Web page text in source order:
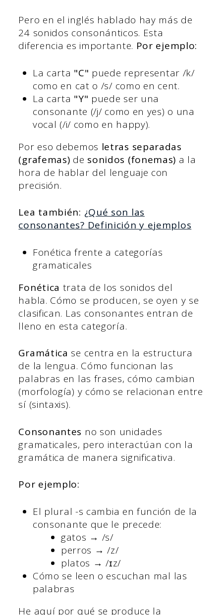
Pero en el inglés hablado hay más de
24 sonidos consonánticos. Esta
diferencia es importante. Por ejemplo:
La carta "C" puede representar /k/
como en cat o /s/ como en cent.
La carta "Y" puede ser una
consonante (/j/ como en yes) o una
vocal (/i/ como en happy).
Por eso debemos letras separadas
(grafemas) de sonidos (fonemas) a la
hora de hablar del lenguaje con
precisión.
Lea también: ¿Qué son las
consonantes? Definición y ejemplos
Fonética frente a categorías
gramaticales
Fonética trata de los sonidos del
habla. Cómo se producen, se oyen y se
clasifican. Las consonantes entran de
lleno en esta categoría.
Gramática se centra en la estructura
de la lengua. Cómo funcionan las
palabras en las frases, cómo cambian
(morfología) y cómo se relacionan entre
sí (sintaxis).
Consonantes no son unidades
gramaticales, pero interactúan con la
gramática de manera significativa.
Por ejemplo:
El plural -s cambia en función de la
consonante que le precede:
gatos → /s/
perros → /z/
platos → /ɪz/
Cómo se leen o escuchan mal las
palabras
He aquí por qué se produce la